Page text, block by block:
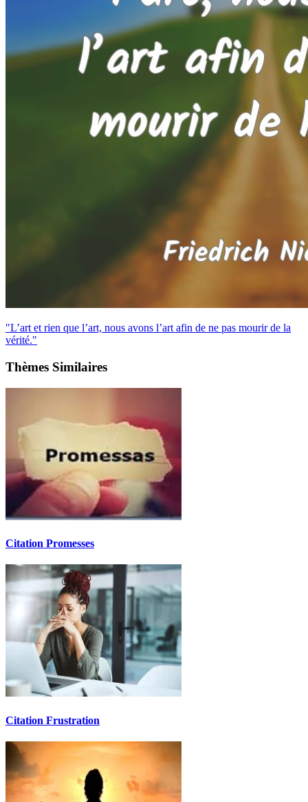
"L’art et rien que l’art, nous avons l’art afin de ne pas mourir de la
vérité."
Thèmes Similaires
Citation Promesses
Citation Frustration